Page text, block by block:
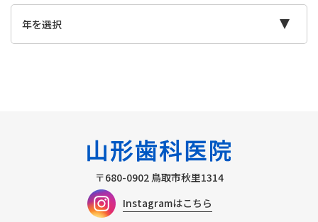
〒680-0902 鳥取市秋里1314
Instagramはこちら